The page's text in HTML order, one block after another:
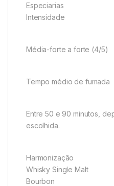
Especiarias
Intensidade
Média-forte a forte (4/5)
Tempo médio de fumada
Entre 50 e 90 minutos,
escolhida.
Harmonização
Whisky Single Malt
Bourbon